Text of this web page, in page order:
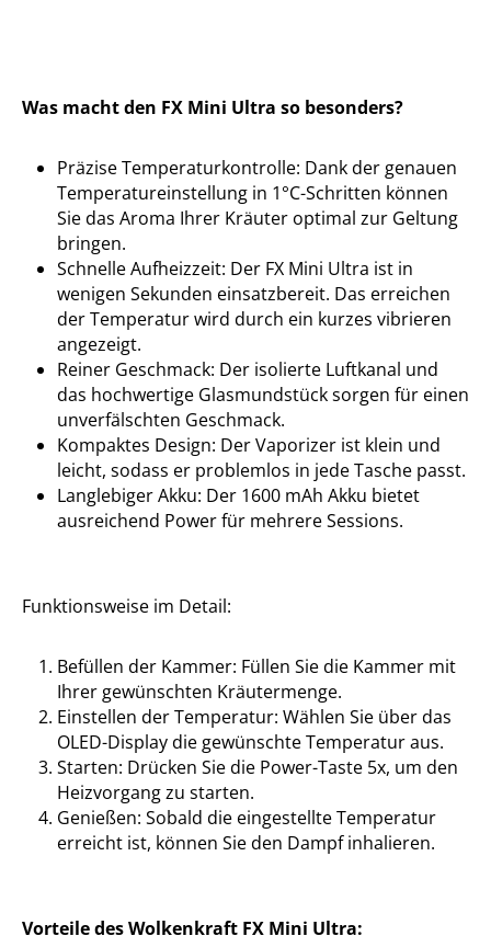
Was macht den FX Mini Ultra so besonders?
Präzise Temperaturkontrolle: Dank der genauen
Temperatureinstellung in 1°C-Schritten können
Sie das Aroma Ihrer Kräuter optimal zur Geltung
bringen.
Schnelle Aufheizzeit: Der FX Mini Ultra ist in
wenigen Sekunden einsatzbereit. Das erreichen
der Temperatur wird durch ein kurzes vibrieren
angezeigt.
Reiner Geschmack: Der isolierte Luftkanal und
das hochwertige Glasmundstück sorgen für einen
unverfälschten Geschmack.
Kompaktes Design: Der Vaporizer ist klein und
leicht, sodass er problemlos in jede Tasche passt.
Langlebiger Akku: Der 1600 mAh Akku bietet
ausreichend Power für mehrere Sessions.
Funktionsweise im Detail:
Befüllen der Kammer: Füllen Sie die Kammer mit
Ihrer gewünschten Kräutermenge.
Einstellen der Temperatur: Wählen Sie über das
OLED-Display die gewünschte Temperatur aus.
Starten: Drücken Sie die Power-Taste 5x, um den
Heizvorgang zu starten.
Genießen: Sobald die eingestellte Temperatur
erreicht ist, können Sie den Dampf inhalieren.
Vorteile des Wolkenkraft FX Mini Ultra: